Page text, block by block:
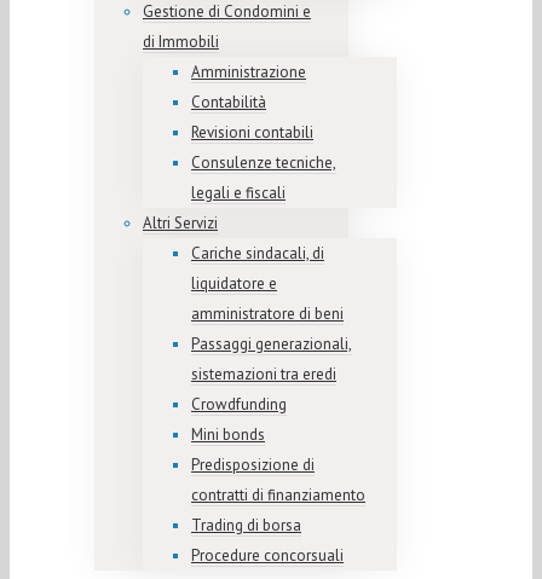
Gestione di Condomini e
di Immobili
Amministrazione
Contabilità
Revisioni contabili
Consulenze tecniche,
legali e fiscali
Altri Servizi
Cariche sindacali, di
liquidatore e
amministratore di beni
Passaggi generazionali,
sistemazioni tra eredi
Crowdfunding
Mini bonds
Predisposizione di
contratti di finanziamento
Trading di borsa
Procedure concorsuali